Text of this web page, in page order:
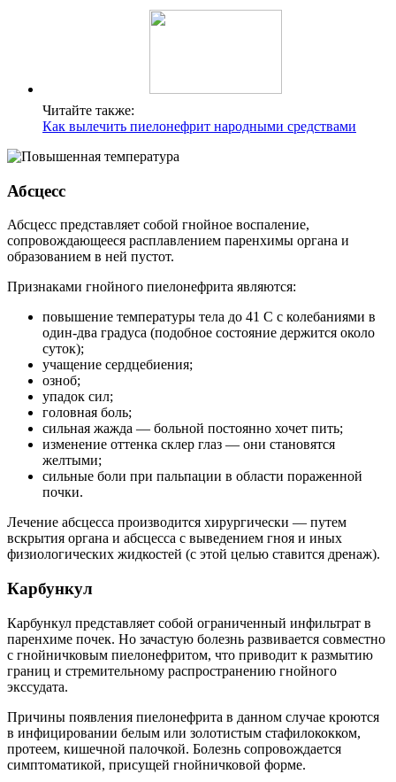
Читайте также:
Как вылечить пиелонефрит народными средствами
Абсцесс
Абсцесс представляет собой гнойное воспаление,
сопровождающееся расплавлением паренхимы органа и
образованием в ней пустот.
Признаками гнойного пиелонефрита являются:
повышение температуры тела до 41 С с колебаниями в
один-два градуса (подобное состояние держится около
суток);
учащение сердцебиения;
озноб;
упадок сил;
головная боль;
сильная жажда — больной постоянно хочет пить;
изменение оттенка склер глаз — они становятся
желтыми;
сильные боли при пальпации в области пораженной
почки.
Лечение абсцесса производится хирургически — путем
вскрытия органа и абсцесса с выведением гноя и иных
физиологических жидкостей (с этой целью ставится дренаж).
Карбункул
Карбункул представляет собой ограниченный инфильтрат в
паренхиме почек. Но зачастую болезнь развивается совместно
с гнойничковым пиелонефритом, что приводит к размытию
границ и стремительному распространению гнойного
экссудата.
Причины появления пиелонефрита в данном случае кроются
в инфицировании белым или золотистым стафилококком,
протеем, кишечной палочкой. Болезнь сопровождается
симптоматикой, присущей гнойничковой форме.